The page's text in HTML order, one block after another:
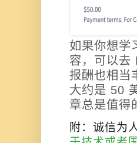
如果你想学
容，可以去
报酬也相当
大约是 50
章总是值得
附：诚信为